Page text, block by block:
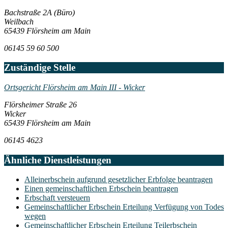
Bachstraße 2A (Büro)
Weilbach
65439 Flörsheim am Main
06145 59 60 500
Zuständige Stelle
Ortsgericht Flörsheim am Main III - Wicker
Flörsheimer Straße 26
Wicker
65439 Flörsheim am Main
06145 4623
Ähnliche Dienstleistungen
Alleinerbschein aufgrund gesetzlicher Erbfolge beantragen
Einen gemeinschaftlichen Erbschein beantragen
Erbschaft versteuern
Gemeinschaftlicher Erbschein Erteilung Verfügung von Todes
wegen
Gemeinschaftlicher Erbschein Erteilung Teilerbschein